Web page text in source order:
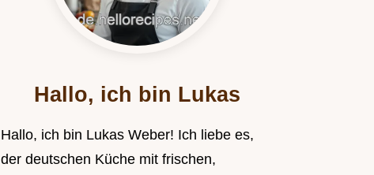
Hallo, ich bin Lukas
Hallo, ich bin Lukas Weber! Ich liebe es,
der deutschen Küche mit frischen,